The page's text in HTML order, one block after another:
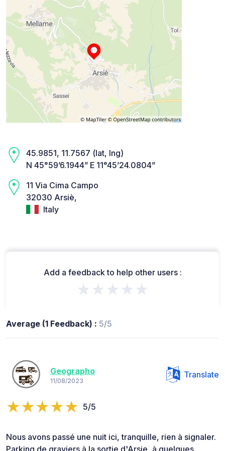
45.9851, 11.7567 (lat, lng)
N 45°59’6.1944” E 11°45’24.0804”
11 Via Cima Campo
32030 Arsiè,
Italy
Add a feedback to help other users :
★★★★★
Average (1 Feedback) : 5/5
Geographo
11/08/2023
Translate
5/5
Nous avons passé une nuit ici, tranquille, rien à signaler.